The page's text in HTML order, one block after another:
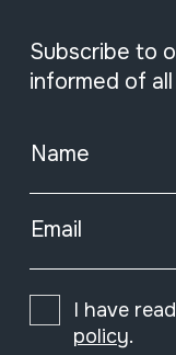
Subscribe to
informed of
Name
Email
I have
policy.